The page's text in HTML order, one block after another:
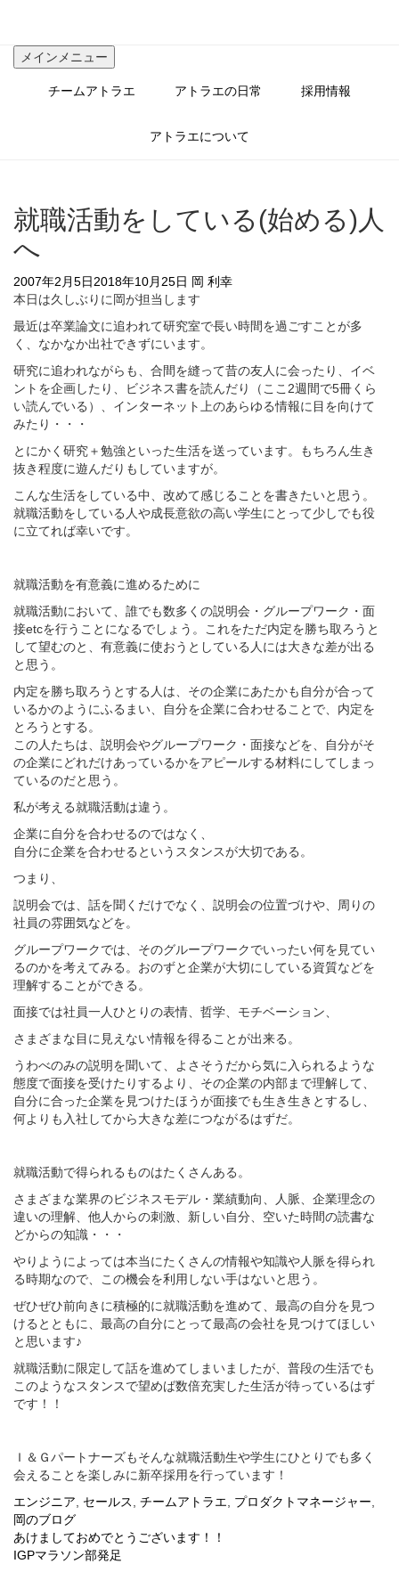
メインメニュー
チームアトラエ アトラエの日常 採用情報
アトラエについて
就職活動をしている(始める)人
へ
2007年2月5日2018年10月25日 岡 利幸
本日は久しぶりに岡が担当します
最近は卒業論文に追われて研究室で長い時間を過ごすことが多
く、なかなか出社できずにいます。
研究に追われながらも、合間を縫って昔の友人に会ったり、イベ
ントを企画したり、ビジネス書を読んだり（ここ2週間で5冊くら
い読んでいる）、インターネット上のあらゆる情報に目を向けて
みたり・・・
とにかく研究＋勉強といった生活を送っています。もちろん生き
抜き程度に遊んだりもしていますが。
こんな生活をしている中、改めて感じることを書きたいと思う。
就職活動をしている人や成長意欲の高い学生にとって少しでも役
に立てれば幸いです。
就職活動を有意義に進めるために
就職活動において、誰でも数多くの説明会・グループワーク・面
接etcを行うことになるでしょう。これをただ内定を勝ち取ろうと
して望むのと、有意義に使おうとしている人には大きな差が出る
と思う。
内定を勝ち取ろうとする人は、その企業にあたかも自分が合って
いるかのようにふるまい、自分を企業に合わせることで、内定を
とろうとする。
この人たちは、説明会やグループワーク・面接などを、自分がそ
の企業にどれだけあっているかをアピールする材料にしてしまっ
ているのだと思う。
私が考える就職活動は違う。
企業に自分を合わせるのではなく、
自分に企業を合わせるというスタンスが大切である。
つまり、
説明会では、話を聞くだけでなく、説明会の位置づけや、周りの
社員の雰囲気などを。
グループワークでは、そのグループワークでいったい何を見てい
るのかを考えてみる。おのずと企業が大切にしている資質などを
理解することができる。
面接では社員一人ひとりの表情、哲学、モチベーション、
さまざまな目に見えない情報を得ることが出来る。
うわべのみの説明を聞いて、よさそうだから気に入られるような
態度で面接を受けたりするより、その企業の内部まで理解して、
自分に合った企業を見つけたほうが面接でも生き生きとするし、
何よりも入社してから大きな差につながるはずだ。
就職活動で得られるものはたくさんある。
さまざまな業界のビジネスモデル・業績動向、人脈、企業理念の
違いの理解、他人からの刺激、新しい自分、空いた時間の読書な
どからの知識・・・
やりようによっては本当にたくさんの情報や知識や人脈を得られ
る時期なので、この機会を利用しない手はないと思う。
ぜひぜひ前向きに積極的に就職活動を進めて、最高の自分を見つ
けるとともに、最高の自分にとって最高の会社を見つけてほしい
と思います♪
就職活動に限定して話を進めてしまいましたが、普段の生活でも
このようなスタンスで望めば数倍充実した生活が待っているはず
です！！
Ｉ＆Ｇパートナーズもそんな就職活動生や学生にひとりでも多く
会えることを楽しみに新卒採用を行っています！
エンジニア
セールス チームアトラエ プロダクトマネージャー
岡のブログ
投
あけましておめでとうございます！！
IGPマラソン部発足